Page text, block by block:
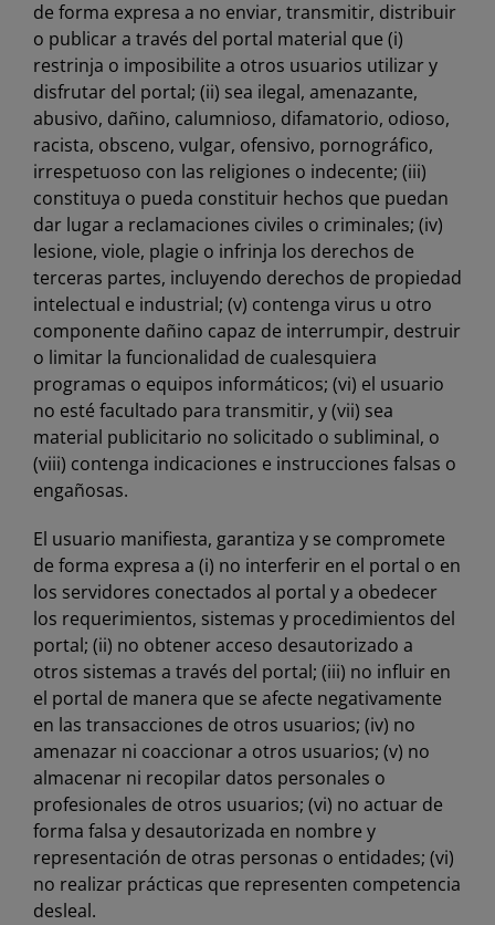
de forma expresa a no enviar, transmitir, distribuir
o publicar a través del portal material que (i)
restrinja o imposibilite a otros usuarios utilizar y
disfrutar del portal; (ii) sea ilegal, amenazante,
abusivo, dañino, calumnioso, difamatorio, odioso,
racista, obsceno, vulgar, ofensivo, pornográfico,
irrespetuoso con las religiones o indecente; (iii)
constituya o pueda constituir hechos que puedan
dar lugar a reclamaciones civiles o criminales; (iv)
lesione, viole, plagie o infrinja los derechos de
terceras partes, incluyendo derechos de propiedad
intelectual e industrial; (v) contenga virus u otro
componente dañino capaz de interrumpir, destruir
o limitar la funcionalidad de cualesquiera
programas o equipos informáticos; (vi) el usuario
no esté facultado para transmitir, y (vii) sea
material publicitario no solicitado o subliminal, o
(viii) contenga indicaciones e instrucciones falsas o
engañosas.
El usuario manifiesta, garantiza y se compromete
de forma expresa a (i) no interferir en el portal o en
los servidores conectados al portal y a obedecer
los requerimientos, sistemas y procedimientos del
portal; (ii) no obtener acceso desautorizado a
otros sistemas a través del portal; (iii) no influir en
el portal de manera que se afecte negativamente
en las transacciones de otros usuarios; (iv) no
amenazar ni coaccionar a otros usuarios; (v) no
almacenar ni recopilar datos personales o
profesionales de otros usuarios; (vi) no actuar de
forma falsa y desautorizada en nombre y
representación de otras personas o entidades; (vi)
no realizar prácticas que representen competencia
desleal.